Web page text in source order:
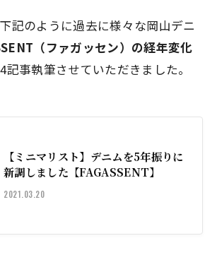
記のように過去に様々な岡山デニ
（ファガッセン）の経年変化
記事執筆させていただきました。
【ミニマリスト】デニムを5年振りに
新調しました【FAGASSENT】
2021.03.20